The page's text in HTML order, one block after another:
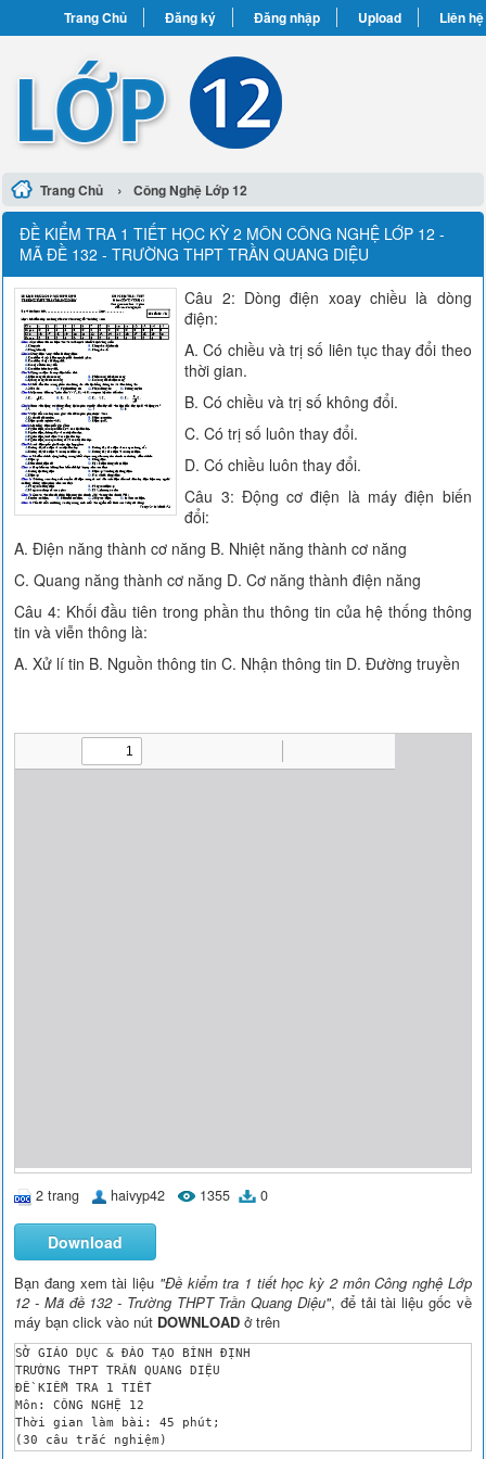
Trang Chủ Đăng ký Đăng nhập Upload Liên hệ
Trang Chủ › Công Nghệ Lớp 12
ĐỀ KIỂM TRA 1 TIẾT HỌC KỲ 2 MÔN CÔNG NGHỆ LỚP 12 -
MÃ ĐỀ 132 - TRƯỜNG THPT TRẦN QUANG DIỆU
Câu 2: Dòng điện xoay chiều là dòng
điện:
A. Có chiều và trị số liên tục thay đổi theo
thời gian.
B. Có chiều và trị số không đổi.
C. Có trị số luôn thay đổi.
D. Có chiều luôn thay đổi.
Câu 3: Động cơ điện là máy điện biến
đổi:
A. Điện năng thành cơ năng B. Nhiệt năng thành cơ năng
C. Quang năng thành cơ năng D. Cơ năng thành điện năng
Câu 4: Khối đầu tiên trong phần thu thông tin của hệ thống thông
tin và viễn thông là:
A. Xử lí tin B. Nguồn thông tin C. Nhận thông tin D. Đường truyền
2 trang haivyp42 1355 0
Download
Bạn đang xem tài liệu "Đề kiểm tra 1 tiết học kỳ 2 môn Công nghệ Lớp
12 - Mã đề 132 - Trường THPT Trần Quang Diệu", để tải tài liệu gốc về
máy bạn click vào nút DOWNLOAD ở trên
SỞ GIÁO DỤC & ĐÀO TẠO BÌNH ĐỊNH
TRƯỜNG THPT TRẦN QUANG DIỆU
ĐỀ KIỂM TRA 1 TIẾT
Môn: CÔNG NGHỆ 12
Thời gian làm bài: 45 phút;
(30 câu trắc nghiệm)